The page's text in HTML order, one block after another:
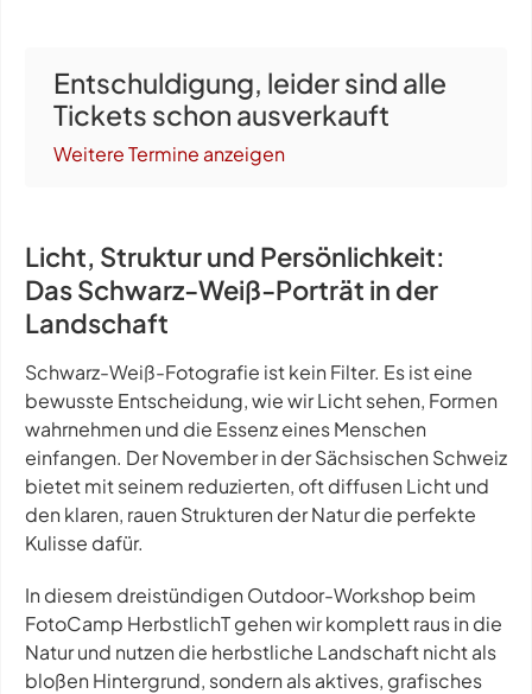
Entschuldigung, leider sind alle
Tickets schon ausverkauft
Weitere Termine anzeigen
Licht, Struktur und Persönlichkeit:
Das Schwarz-Weiß-Porträt in der
Landschaft
Schwarz-Weiß-Fotografie ist kein Filter. Es ist eine
bewusste Entscheidung, wie wir Licht sehen, Formen
wahrnehmen und die Essenz eines Menschen
einfangen. Der November in der Sächsischen Schweiz
bietet mit seinem reduzierten, oft diffusen Licht und
den klaren, rauen Strukturen der Natur die perfekte
Kulisse dafür.
In diesem dreistündigen Outdoor-Workshop beim
FotoCamp HerbstlichT gehen wir komplett raus in die
Natur und nutzen die herbstliche Landschaft nicht als
bloßen Hintergrund, sondern als aktives, grafisches